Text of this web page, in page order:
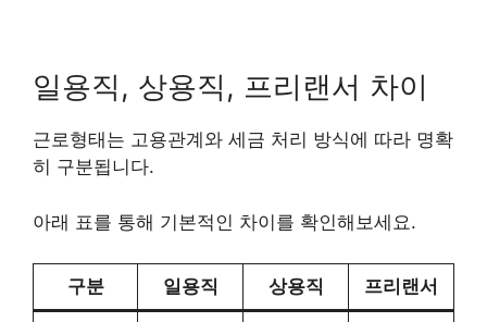
일용직, 상용직, 프리랜서 차이
근로형태는 고용관계와 세금 처리 방식에 따라 명확
히 구분됩니다.
아래 표를 통해 기본적인 차이를 확인해보세요.
구분 일용직 상용직 프리랜서